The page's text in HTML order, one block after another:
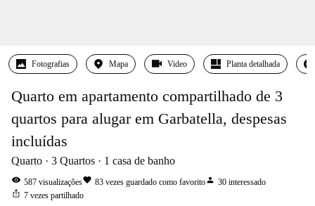
Fotografias Mapa Video Planta detalhada
Quarto em apartamento compartilhado de 3
quartos para alugar em Garbatella, despesas
incluídas
Quarto 3 Quartos 1 casa de banho
visibility 587 visualizaçõesfavorite 83 vezes guardado como favoritoperson 30 interessado
ios_share 7 vezes partilhado